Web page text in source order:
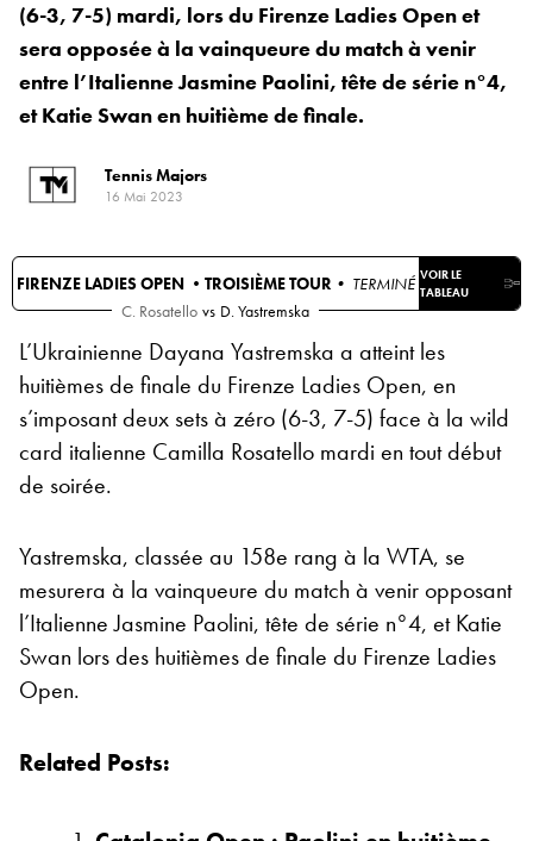
(6-3, 7-5) mardi, lors du Firenze Ladies Open et
sera opposée à la vainqueure du match à venir
entre l’Italienne Jasmine Paolini, tête de série n°4,
et Katie Swan en huitième de finale.
Tennis Majors
16 Mai 2023
FIRENZE LADIES OPEN • TROISIÈME TOUR • TERMINÉ VOIR LE
TABLEAU
C. Rosatello vs D. Yastremska
L’Ukrainienne Dayana Yastremska a atteint les
huitièmes de finale du Firenze Ladies Open, en
s’imposant deux sets à zéro (6-3, 7-5) face à la wild
card italienne Camilla Rosatello mardi en tout début
de soirée.
Yastremska, classée au 158e rang à la WTA, se
mesurera à la vainqueure du match à venir opposant
l’Italienne Jasmine Paolini, tête de série n°4, et Katie
Swan lors des huitièmes de finale du Firenze Ladies
Open.
Related Posts: